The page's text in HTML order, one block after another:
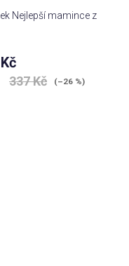
Nejlepší mamince z
337 Kč (–26 %)